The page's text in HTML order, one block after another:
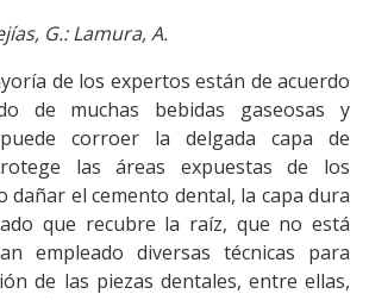
G.: Lamura, A.
de los expertos están de acuerdo
de muchas bebidas gaseosas y
puede corroer la delgada capa de
las áreas expuestas de los
dañar el cemento dental, la capa dura
que recubre la raíz, que no está
empleado diversas técnicas para
de las piezas dentales, entre ellas,